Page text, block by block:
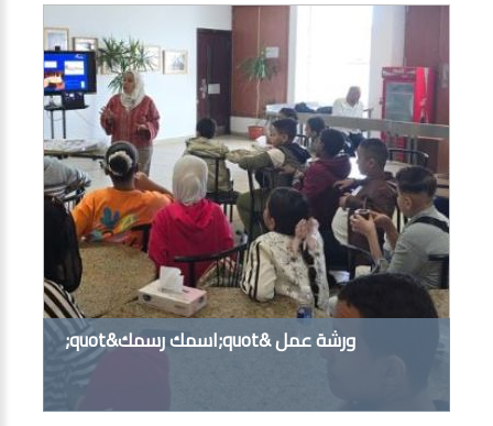
ورشة عمل &quot;اسمك رسمك&quot;